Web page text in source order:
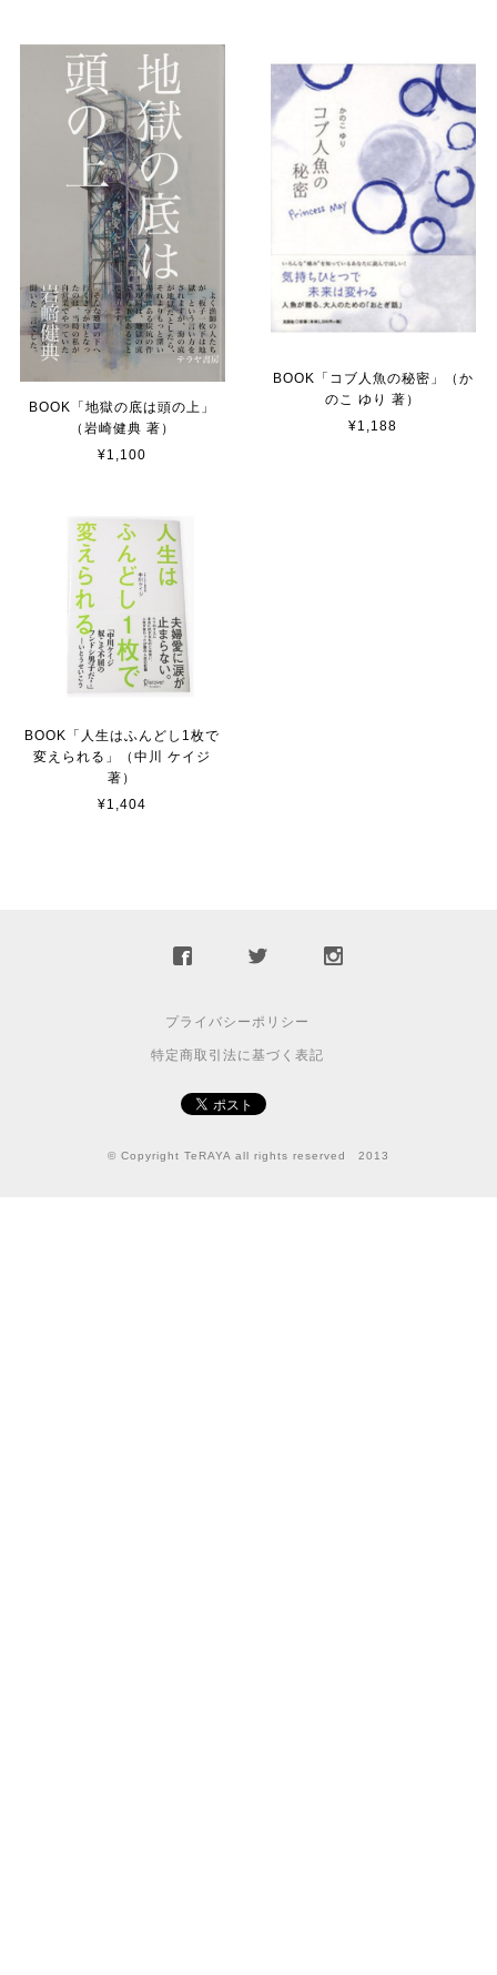
BOOK「地獄の底は頭の上」
（岩崎健典 著）
¥1,100
BOOK「コブ人魚の秘密」（か
のこ ゆり 著）
¥1,188
BOOK「人生はふんどし1枚で
変えられる」（中川 ケイジ
著）
¥1,404
プライバシーポリシー
特定商取引法に基づく表記
© Copyright TeRAYA all rights reserved 2013